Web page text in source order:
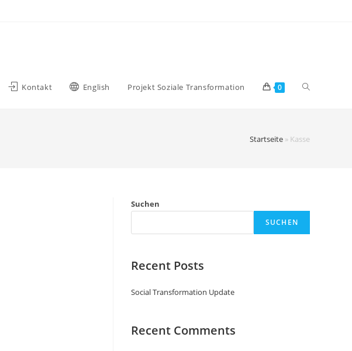
Kontakt English Projekt Soziale Transformation 0
Startseite » Kasse
Suchen
SUCHEN
Recent Posts
Social Transformation Update
Recent Comments